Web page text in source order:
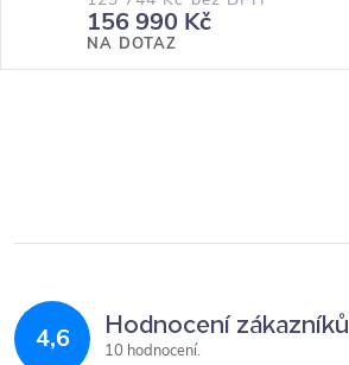
156 990 Kč
NA DOTAZ
4,6 Hodnocení zákazníků
10 hodnocení